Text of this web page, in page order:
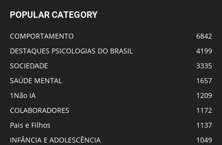
POPULAR CATEGORY
COMPORTAMENTO
6842
DESTAQUES PSICOLOGIAS DO BRASIL
4199
SOCIEDADE
3335
SAÚDE MENTAL
1657
1Não IA
1209
COLABORADORES
1172
Pais e Filhos
1137
INFÂNCIA E ADOLESCÊNCIA
1049